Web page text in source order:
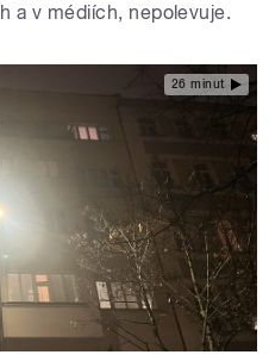
a v médiích, nepolevuje.
26 minut